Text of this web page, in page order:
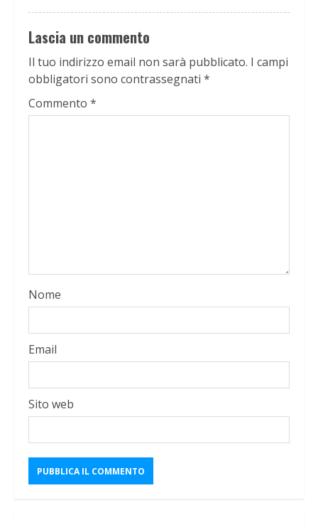
Lascia un commento
Il tuo indirizzo email non sarà pubblicato. I campi
obbligatori sono contrassegnati *
Commento *
Nome
Email
Sito web